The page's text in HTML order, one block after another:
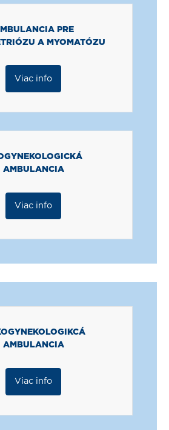
PRE
A MYOMATÓZU
Viac info
AMBULANCIA
Viac info
AMBULANCIA
Viac info